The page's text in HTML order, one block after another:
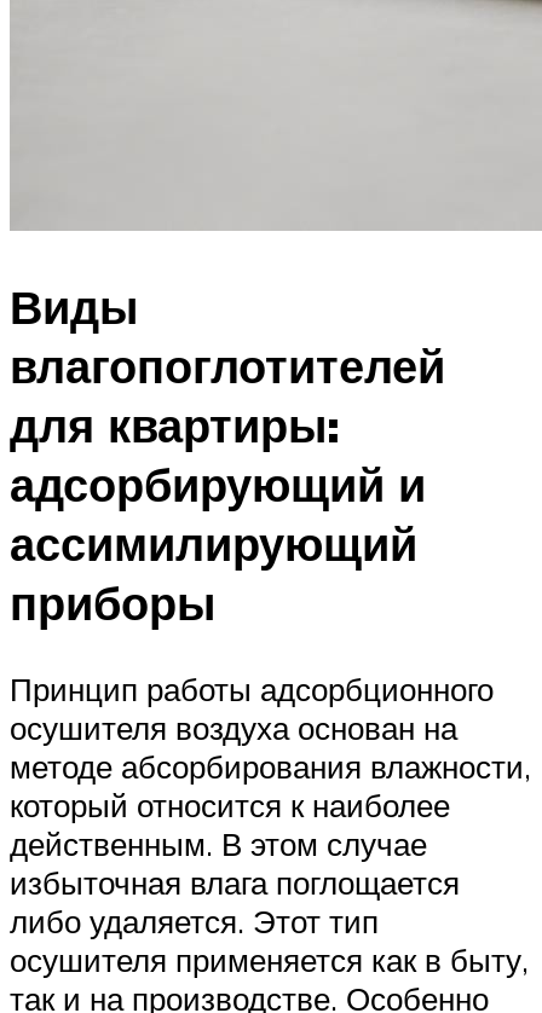
Виды
влагопоглотителей
для квартиры:
адсорбирующий и
ассимилирующий
приборы
Принцип работы адсорбционного
осушителя воздуха основан на
методе абсорбирования влажности,
который относится к наиболее
действенным. В этом случае
избыточная влага поглощается
либо удаляется. Этот тип
осушителя применяется как в быту,
так и на производстве. Особенно